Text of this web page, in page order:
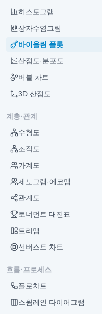
히스토그램
상자수염그림
바이올린 플롯
산점도·분포도
버블 차트
3D 산점도
계층·관계
수형도
조직도
가계도
제노그램·에코맵
관계도
토너먼트 대진표
트리맵
선버스트 차트
흐름·프로세스
플로차트
스윔레인 다이어그램